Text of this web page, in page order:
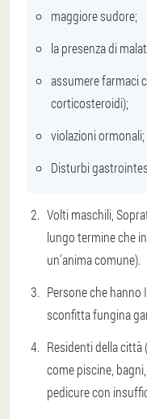
maggiore sudore;
la presenza di
assumere farmaci
corticosteroidi);
violazioni ormonali;
Disturbi
Volti maschili,
lungo termine che
un'anima comune).
Persone che hanno
sconfitta fungina
Residenti della città (
come piscine,
pedicure con